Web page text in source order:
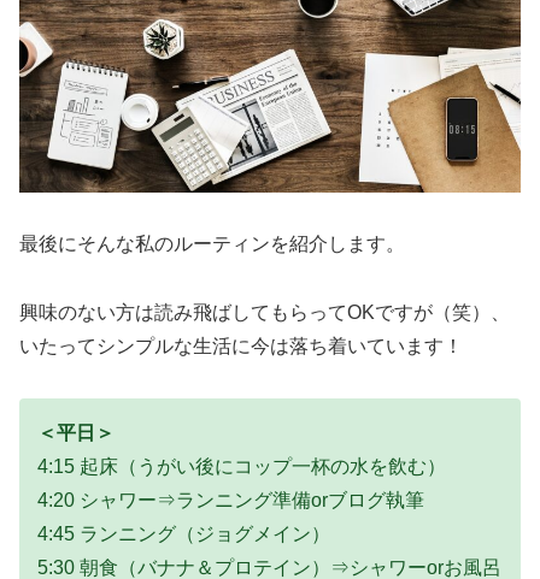
最後にそんな私のルーティンを紹介します。
興味のない方は読み飛ばしてもらってOKですが（笑）、
いたってシンプルな生活に今は落ち着いています！
＜平日＞
4:15 起床（うがい後にコップ一杯の水を飲む）
4:20 シャワー⇒ランニング準備orブログ執筆
4:45 ランニング（ジョグメイン）
5:30 朝食（バナナ＆プロテイン）⇒シャワーorお風呂